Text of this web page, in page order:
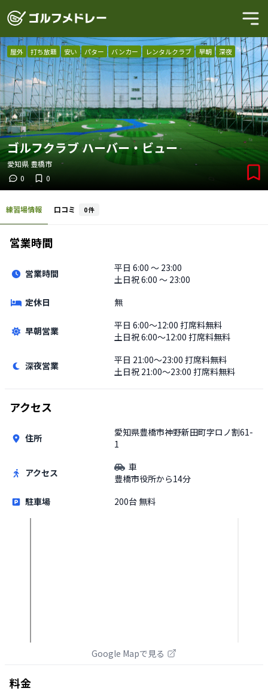
屋外 打ち放題 安い パター バンカー レンタルクラブ 早朝 深夜
ゴルフクラブ ハーバー・ビュー
愛知県 豊橋市
0
0
練習場情報 口コミ 0件
営業時間
営業時間 平日 6:00 〜 23:00
土日祝6:00 〜 23:00
定休日
無
早朝営業 平日 6:00〜12:00 打席料無料
土日祝6:00〜12:00 打席料無料
深夜営業 平日 21:00〜23:00 打席料無料
土日祝 21:00〜23:00 打席料無料
アクセス
住所
愛知県豊橋市神野新田町字ロノ割61-
1
アクセス
車
豊橋市役所から14分
駐車場
200台 無料
Google Mapで見る
料金